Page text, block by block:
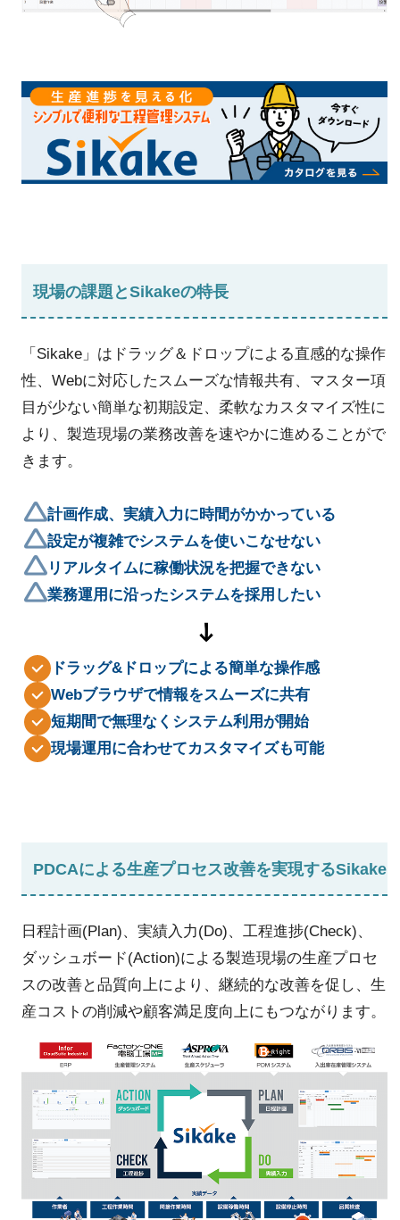
現場の課題とSikakeの特長
「Sikake」はドラッグ＆ドロップによる直感的な操作
性、Webに対応したスムーズな情報共有、マスター項
目が少ない簡単な初期設定、柔軟なカスタマイズ性に
より、製造現場の業務改善を速やかに進めることがで
きます。
計画作成、実績入力に時間がかかっている
設定が複雑でシステムを使いこなせない
リアルタイムに稼働状況を把握できない
業務運用に沿ったシステムを採用したい
ドラッグ&ドロップによる簡単な操作感
Webブラウザで情報をスムーズに共有
短期間で無理なくシステム利用が開始
現場運用に合わせてカスタマイズも可能
PDCAによる生産プロセス改善を実現するSikake
日程計画(Plan)、実績入力(Do)、工程進捗(Check)、
ダッシュボード(Action)による製造現場の生産プロセ
スの改善と品質向上により、継続的な改善を促し、生
産コストの削減や顧客満足度向上にもつながります。